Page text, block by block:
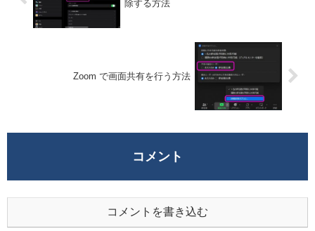
除する方法
Zoom で画面共有を行う方法
コメント
コメントを書き込む